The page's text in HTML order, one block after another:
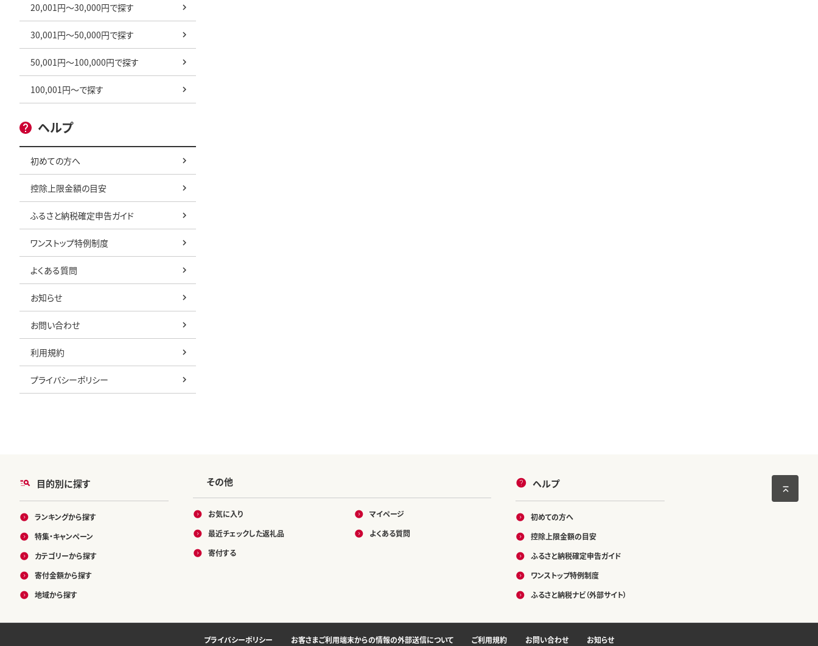
20,001円～30,000円で探す
30,001円～50,000円で探す
50,001円～100,000円で探す
100,001円～で探す
ヘルプ
初めての方へ
控除上限金額の目安
ふるさと納税確定申告ガイド
ワンストップ特例制度
よくある質問
お知らせ
お問い合わせ
利用規約
プライバシーポリシー
目的別に探す
ランキングから探す
特集・キャンペーン
カテゴリーから探す
寄付金額から探す
地域から探す
その他
お気に入り
最近チェックした返礼品
寄付する
マイページ
よくある質問
ヘルプ
初めての方へ
控除上限金額の目安
ふるさと納税確定申告ガイド
ワンストップ特例制度
ふるさと納税ナビ（外部サイト）
プライバシーポリシー お客さまご利用端末からの情報の外部送信について ご利用規約 お問い合わせ お知らせ